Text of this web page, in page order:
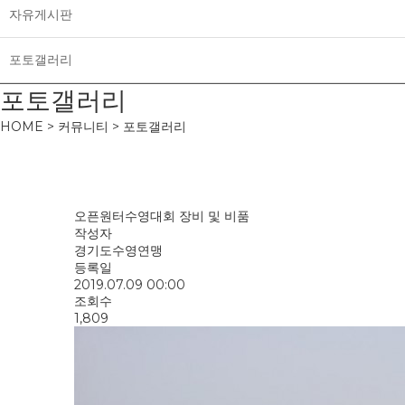
자유게시판
포토갤러리
포토갤러리
HOME > 커뮤니티 > 포토갤러리
오픈원터수영대회 장비 및 비품
작성자
경기도수영연맹
등록일
2019.07.09 00:00
조회수
1,809